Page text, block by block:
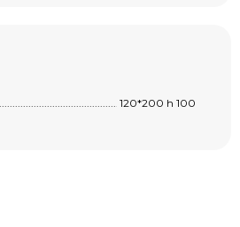
120*200 h 100